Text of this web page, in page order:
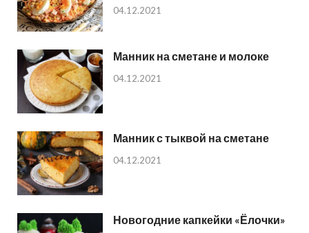
04.12.2021
Манник на сметане и молоке
04.12.2021
Манник с тыквой на сметане
04.12.2021
Новогодние капкейки «Ёлочки»